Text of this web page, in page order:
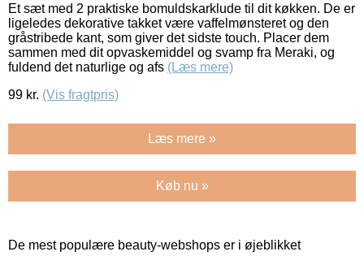
Et sæt med 2 praktiske bomuldskarklude til dit køkken. De er
ligeledes dekorative takket være vaffelmønsteret og den
gråstribede kant, som giver det sidste touch. Placer dem
sammen med dit opvaskemiddel og svamp fra Meraki, og
fuldend det naturlige og afs (Læs mere)
99 kr. (Vis fragtpris)
Læs mere »
Køb nu »
De mest populære beauty-webshops er i øjeblikket